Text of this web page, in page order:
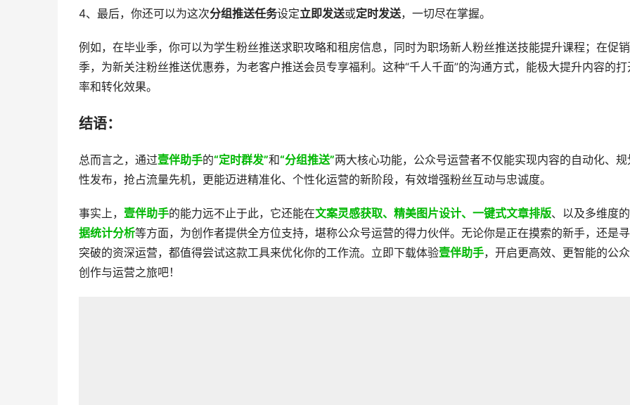
4、最后，你还可以为这次分组推送任务设定立即发送或定时发送，一切尽在掌握。
例如，在毕业季，你可以为学生粉丝推送求职攻略和租房信息，同时为职场新人粉丝推送技能提升课程；在促销
季，为新关注粉丝推送优惠券，为老客户推送会员专享福利。这种“千人千面”的沟通方式，能极大提升内容的打
率和转化效果。
结语：
总而言之，通过壹伴助手的“定时群发”和“分组推送”两大核心功能，公众号运营者不仅能实现内容的自动化、规
性发布，抢占流量先机，更能迈进精准化、个性化运营的新阶段，有效增强粉丝互动与忠诚度。
事实上， 壹伴助手的能力远不止于此，它还能在文案灵感获取、精美图片设计、一键式文章排版、以及多维度的
据统计分析等方面，为创作者提供全方位支持，堪称公众号运营的得力伙伴。无论你是正在摸索的新手，还是
突破的资深运营，都值得尝试这款工具来优化你的工作流。立即下载体验壹伴助手，开启更高效、更智能的公
创作与运营之旅吧！